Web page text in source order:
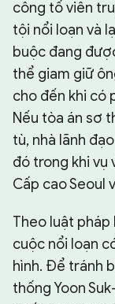
công tố viên
tội nổi loạn và
buộc đang
thể giam giữ
cho đến khi có
Nếu tòa án sơ
tù, nhà lãnh
đó trong khi vụ
Cấp cao Seoul
Theo luật pháp
cuộc nổi loạn
hình. Để tránh
thống Yoon